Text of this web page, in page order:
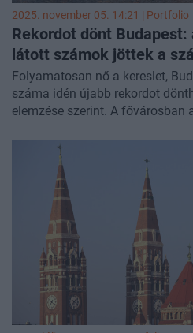
2025. november 05. 14:21 | Portfolio
Rekordot dönt
látott számok jöttek a
Folyamatosan nő a kereslet,
száma idén újabb rekordot
elemzése szerint. A fővárosban
év végére várhatóan
előtti rekordévet – állapította az